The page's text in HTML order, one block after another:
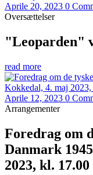
Aprile 20, 2023 0
Oversættelser
"Leoparden"
read more
Aprile 12, 2023 0
Arrangementer
Foredrag om
Danmark
2023, kl. 17.00